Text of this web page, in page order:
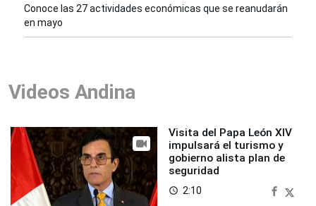
Conoce las 27 actividades económicas que se reanudarán
en mayo
Videos Andina
Visita del Papa León XIV
impulsará el turismo y
gobierno alista plan de
seguridad
access_time 2:10